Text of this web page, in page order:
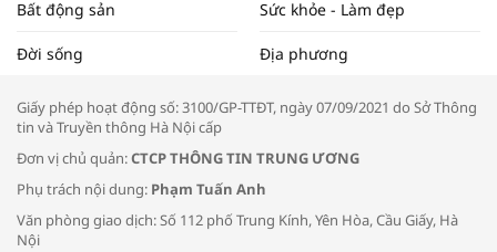
Tọa đàm “Xúc tiến thương mại: Khơi
Bác sĩ tư vấn cách phòng tránh bệnh
đường hô hấp trong thời tiết giao mùa
Bất động sản Sức khỏe - Làm đẹp
Đời sống Địa phương
Giấy phép hoạt động số: 3100/GP-TTĐT, ngày 07/09/2021 do Sở Thông
tin và Truyền thông Hà Nội cấp
Đơn vị chủ quản:CTCP THÔNG TIN TRUNG ƯƠNG
Phụ trách nội dung: Phạm Tuấn Anh
Văn phòng giao dịch: Số 112 phố Trung Kính, Yên Hòa, Cầu Giấy, Hà
Nội